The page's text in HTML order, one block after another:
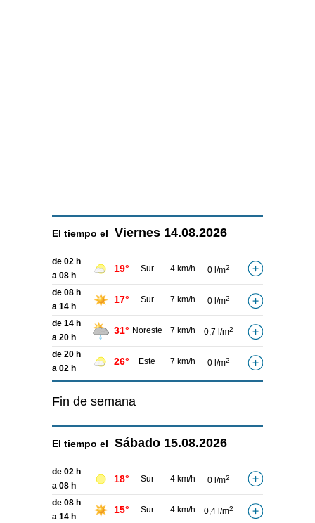
El tiempo el Viernes 14.08.2026
de 02 h
a 08 h
19° Sur 4 km/h 0 l/m2
de 08 h
a 14 h
17° Sur 7 km/h 0 l/m2
de 14 h
a 20 h
31° Noreste 7 km/h 0,7 l/m2
de 20 h
a 02 h
26° Este 7 km/h 0 l/m2
Fin de semana
El tiempo el Sábado 15.08.2026
de 02 h
a 08 h
18° Sur 4 km/h 0 l/m2
de 08 h
a 14 h
15° Sur 4 km/h 0,4 l/m2